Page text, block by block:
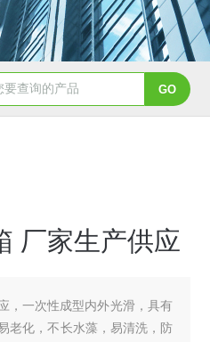
40吨PE塑料防腐储罐
厂家生产供应
，一次性成型内外光滑，具有
老化，不长水藻，易清洗，防